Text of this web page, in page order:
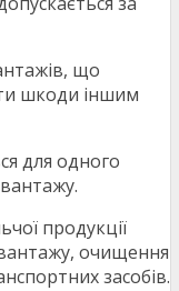
що
шкоди іншим
для одного
продукції
очищення
засобів.